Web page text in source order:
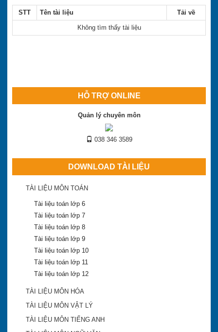
STT Tên tài liệu Tải về
Không tìm thấy tài liệu
HỖ TRỢ ONLINE
Quản lý chuyên môn
038 346 3589
DOWNLOAD TÀI LIỆU
TÀI LIỆU MÔN TOÁN
Tài liệu toán lớp 6
Tài liệu toán lớp 7
Tài liệu toán lớp 8
Tài liệu toán lớp 9
Tài liệu toán lớp 10
Tài liệu toán lớp 11
Tài liệu toán lớp 12
TÀI LIỆU MÔN HÓA
TÀI LIỆU MÔN VẬT LÝ
TÀI LIỆU MÔN TIẾNG ANH